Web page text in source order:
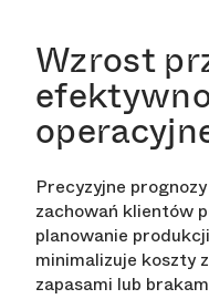
Wzrost
Precyzyjne
zachowań klientów
planowanie
minimalizuje koszty
zapasami lub